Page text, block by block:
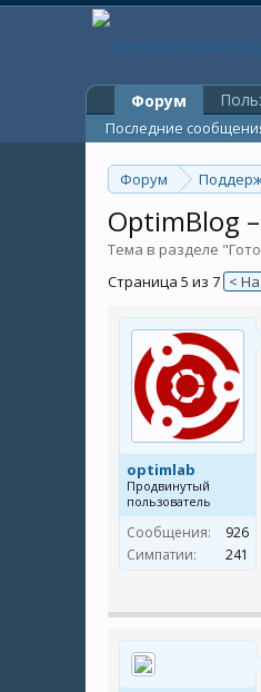
Форум
OptimBlog
Тема в разделе "
Страница 5 из 7 <
optimlab
Продвинутый
пользователь
Сообщения:
926
Симпатии:
241
Форум
Последние